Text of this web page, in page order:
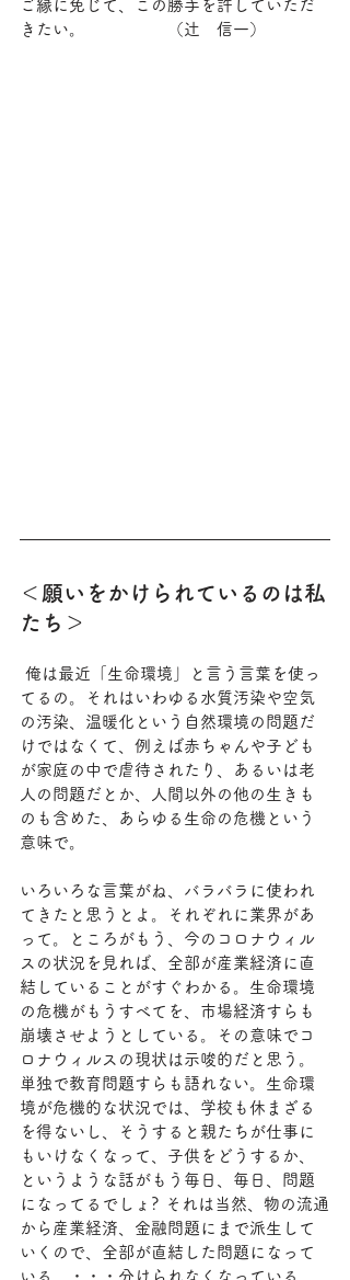
ご縁に免じて、この勝手を許していただ
きたい。　　　　　（辻　信一）
＜願いをかけられているのは私
たち＞
てるの。それはいわゆる水質汚染や空気
の汚染、温暖化という自然環境の問題だ
けではなくて、例えば赤ちゃんや子ども
が家庭の中で虐待されたり、あるいは老
人の問題だとか、人間以外の他の生きも
のも含めた、あらゆる生命の危機という
意味で。
いろいろな言葉がね、バラバラに使われ
てきたと思うとよ。それぞれに業界があ
って。ところがもう、今のコロナウィル
スの状況を見れば、全部が産業経済に直
結していることがすぐわかる。生命環境
の危機がもうすべてを、市場経済すらも
崩壊させようとしている。その意味でコ
ロナウィルスの現状は示唆的だと思う。
単独で教育問題すらも語れない。生命環
境が危機的な状況では、学校も休まざる
を得ないし、そうすると親たちが仕事に
もいけなくなって、子供をどうするか、
というような話がもう毎日、毎日、問題
になってるでしょ? それは当然、物の流通
から産業経済、金融問題にまで派生して
いくので、全部が直結した問題になって
いる。・・・分けられなくなっている。